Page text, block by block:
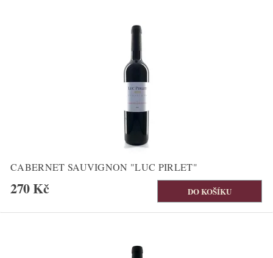
CABERNET SAUVIGNON "LUC PIRLET"
270 Kč